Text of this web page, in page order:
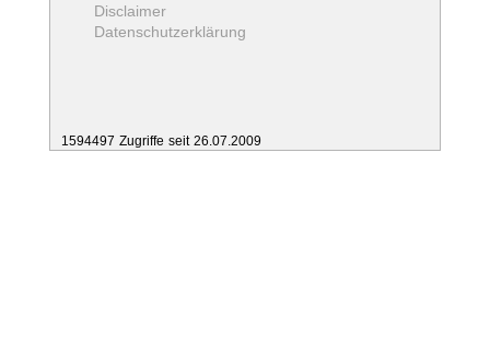
Disclaimer
Datenschutzerklärung
1594497 Zugriffe seit 26.07.2009